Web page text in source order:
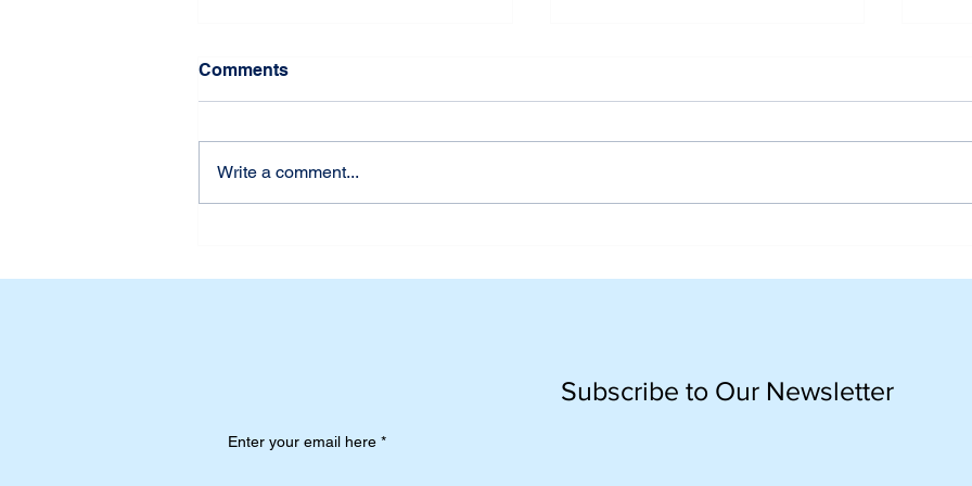
Beasiswa Atlet Basket
Seminar orang tua SDH
Comments
Write a comment...
Subscribe to Our Newsletter
Enter your email here